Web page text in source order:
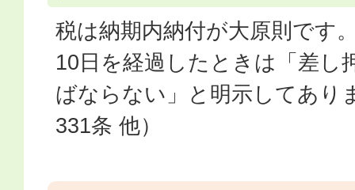
税は納期内納付が大原則です
10日を経過したときは「差し
ばならない」と明示してあり
331条 他）